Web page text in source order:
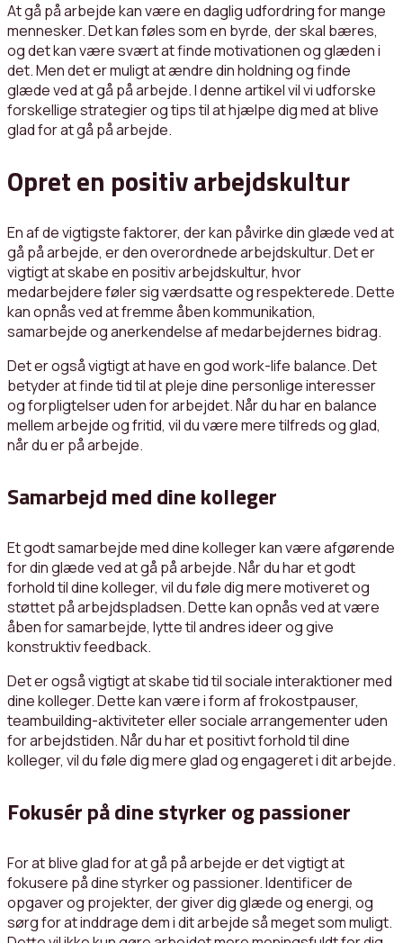
At gå på arbejde kan være en daglig udfordring for mange
mennesker. Det kan føles som en byrde, der skal bæres,
og det kan være svært at finde motivationen og glæden i
det. Men det er muligt at ændre din holdning og finde
glæde ved at gå på arbejde. I denne artikel vil vi udforske
forskellige strategier og tips til at hjælpe dig med at blive
glad for at gå på arbejde.
Opret en positiv arbejdskultur
En af de vigtigste faktorer, der kan påvirke din glæde ved at
gå på arbejde, er den overordnede arbejdskultur. Det er
vigtigt at skabe en positiv arbejdskultur, hvor
medarbejdere føler sig værdsatte og respekterede. Dette
kan opnås ved at fremme åben kommunikation,
samarbejde og anerkendelse af medarbejdernes bidrag.
Det er også vigtigt at have en god work-life balance. Det
betyder at finde tid til at pleje dine personlige interesser
og forpligtelser uden for arbejdet. Når du har en balance
mellem arbejde og fritid, vil du være mere tilfreds og glad,
når du er på arbejde.
Samarbejd med dine kolleger
Et godt samarbejde med dine kolleger kan være afgørende
for din glæde ved at gå på arbejde. Når du har et godt
forhold til dine kolleger, vil du føle dig mere motiveret og
støttet på arbejdspladsen. Dette kan opnås ved at være
åben for samarbejde, lytte til andres ideer og give
konstruktiv feedback.
Det er også vigtigt at skabe tid til sociale interaktioner med
dine kolleger. Dette kan være i form af frokostpauser,
teambuilding-aktiviteter eller sociale arrangementer uden
for arbejdstiden. Når du har et positivt forhold til dine
kolleger, vil du føle dig mere glad og engageret i dit arbejde.
Fokusér på dine styrker og passioner
For at blive glad for at gå på arbejde er det vigtigt at
fokusere på dine styrker og passioner. Identificer de
opgaver og projekter, der giver dig glæde og energi, og
sørg for at inddrage dem i dit arbejde så meget som muligt.